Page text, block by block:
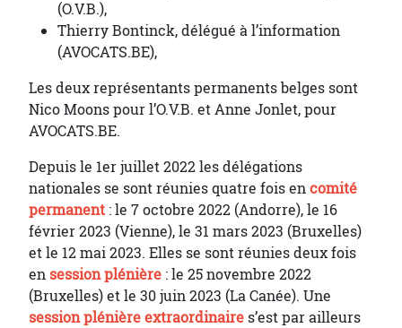
(O.V.B.),
Thierry Bontinck, délégué à l’information
(AVOCATS.BE),
Les deux représentants permanents belges sont
Nico Moons pour l’O.V.B. et Anne Jonlet, pour
AVOCATS.BE.
Depuis le 1er juillet 2022 les délégations
nationales se sont réunies quatre fois encomité
permanent : le 7 octobre 2022 (Andorre), le 16
février 2023 (Vienne), le 31 mars 2023 (Bruxelles)
et le 12 mai 2023. Elles se sont réunies deux fois
en session plénière : le 25 novembre 2022
(Bruxelles) et le 30 juin 2023 (La Canée). Une
session plénière extraordinaire s’est par ailleurs